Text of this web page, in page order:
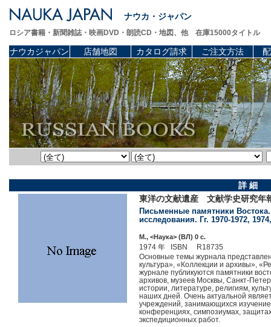
ナウカ・ジャパン
ロシア書籍・新聞雑誌・映画DVD・朗読CD・地図、他 在庫15000タイトル
ナウカジャパン 店舗地図 カタログ請求 ご注文方法
詳 細
東洋の文献遺産 文献学史研究
Письменные памятники
исследования. Гг. 1970-1972,
М., <Наука> (ВЛ) 0 c.
1974 年 ISBN R18735
Основные темы журнала
культура», «Коллекции и архивы»,
журнале публикуются памятники
архивов, музеев Москвы, Санкт-
истории, литературе, религиям,
наших дней. Очень актуальной
учреждений, занимающихся
конференциях, симпозиумах,
экспедиционных работ.